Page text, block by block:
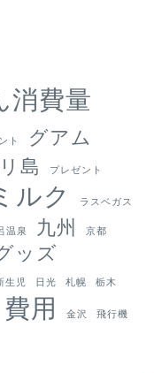
費量
ト
グアム
島 プレゼント
ルク ラスベガス
温泉 九州 京都
ッズ
生児 日光 札幌 栃木
費用 金沢 飛行機